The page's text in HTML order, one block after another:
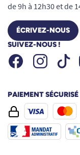
de 9h à 12h30 et de
ÉCRIVEZ-NOUS
SUIVEZ-NOUS !
Facebook
PAIEMENT SÉCURISÉ